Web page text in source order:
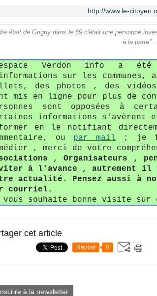
http://www.le-
était de Grigny dans le 69 c'était une personne
à la patte"
Verdon info a
sur les
des photos , des
mis en ligne pour plus de
sont opposées à
informations s'avèrent
en le notifiant
ou par mail ; je
, merci de votre
, Organisateurs ,
à l'avance , autrement
actualité. Pensez aussi à
courriel.
vous souhaite bonne visite sur
cet article
Repost 0
à la newsletter